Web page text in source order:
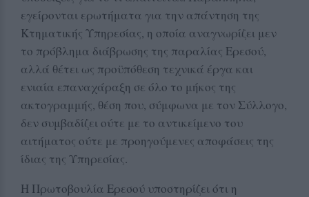
εγείρονται ερωτήματα για την απάντηση της
Κτηματικής Υπηρεσίας, η οποία αναγνωρίζει μεν
το πρόβλημα διάβρωσης της παραλίας Ερεσού,
αλλά θέτει ως προϋπόθεση τεχνικά έργα και
ενιαία επαναχάραξη σε όλο το μήκος της
ακτογραμμής, θέση που, σύμφωνα με τον Σύλλογο,
δεν συμβαδίζει ούτε με το αντικείμενο του
αιτήματος ούτε με προηγούμενες αποφάσεις της
ίδιας της Υπηρεσίας.
Η Πρωτοβουλία Ερεσού υποστηρίζει ότι η